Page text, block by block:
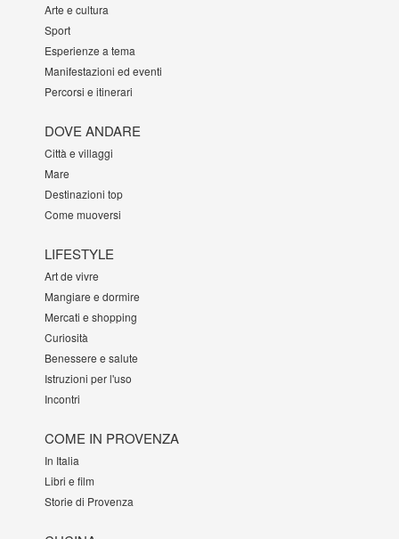
Arte e cultura
Sport
Esperienze a tema
Manifestazioni ed eventi
Percorsi e itinerari
DOVE ANDARE
Città e villaggi
Mare
Destinazioni top
Come muoversi
LIFESTYLE
Art de vivre
Mangiare e dormire
Mercati e shopping
Curiosità
Benessere e salute
Istruzioni per l'uso
Incontri
COME IN PROVENZA
In Italia
Libri e film
Storie di Provenza